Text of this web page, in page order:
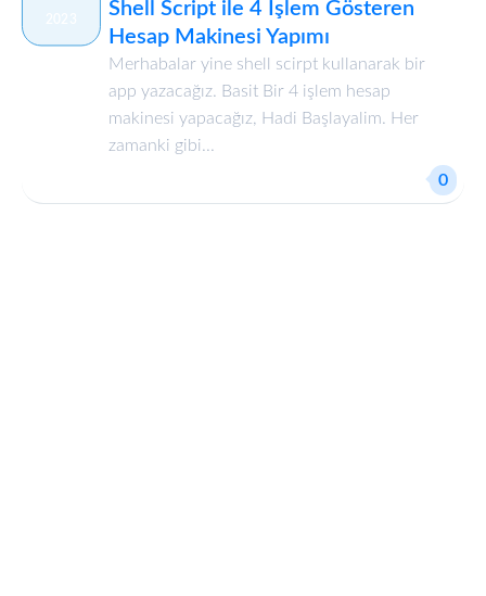
Shell Script ile 4 İşlem Gösteren
Hesap Makinesi Yapımı
Merhabalar yine shell scirpt kullanarak bir
app yazacağız. Basit Bir 4 işlem hesap
makinesi yapacağız, Hadi Başlayalim. Her
zamanki gibi...
0